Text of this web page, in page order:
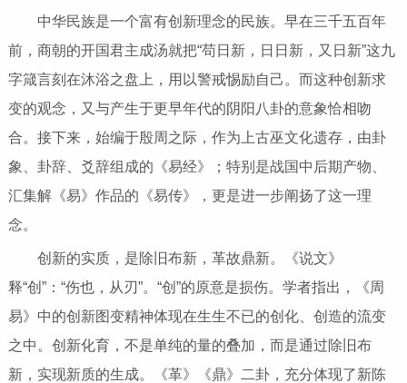
中华民族是一个富有创新理念的民族。早在三千五百年
前，商朝的开国君主成汤就把“苟日新，日日新，又日新”这九
字箴言刻在沐浴之盘上，用以警戒惕励自己。而这种创新求
变的观念，又与产生于更早年代的阴阳八卦的意象恰相吻
合。接下来，始编于殷周之际，作为上古巫文化遗存，由卦
象、卦辞、爻辞组成的《易经》；特别是战国中后期产物、
汇集解《易》作品的《易传》，更是进一步阐扬了这一理
念。
创新的实质，是除旧布新，革故鼎新。《说文》
释“创”：“伤也，从刃”。“创”的原意是损伤。学者指出，《周
易》中的创新图变精神体现在生生不已的创化、创造的流变
之中。创新化育，不是单纯的量的叠加，而是通过除旧布
新，实现新质的生成。《革》《鼎》二卦，充分体现了新陈